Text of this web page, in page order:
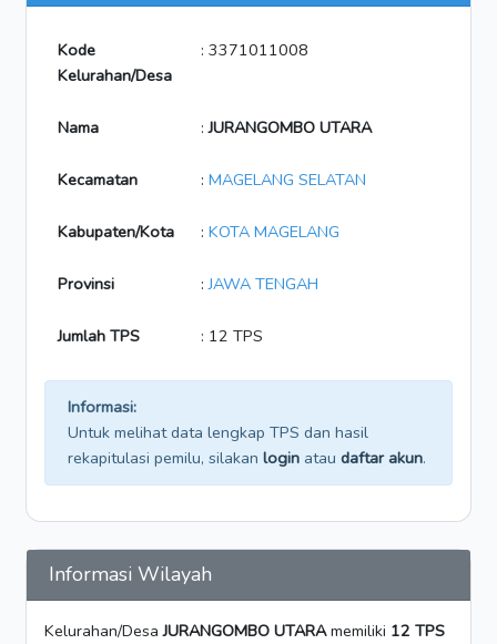
Kode
Kelurahan/Desa
: 3371011008
Nama :JURANGOMBO UTARA
Kecamatan : MAGELANG SELATAN
Kabupaten/Kota : KOTA MAGELANG
Provinsi :JAWA TENGAH
Jumlah TPS : 12 TPS
Informasi:
Untuk melihat data lengkap TPS dan hasil
rekapitulasi pemilu, silakan login atau daftar akun.
Informasi Wilayah
Kelurahan/DesaJURANGOMBO UTARAmemiliki 12 TPS